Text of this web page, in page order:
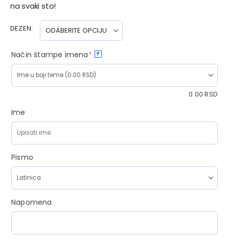
na svaki sto!
DEZEN
Način štampe imena* ?
0.00RSD
Ime
Pismo
Napomena